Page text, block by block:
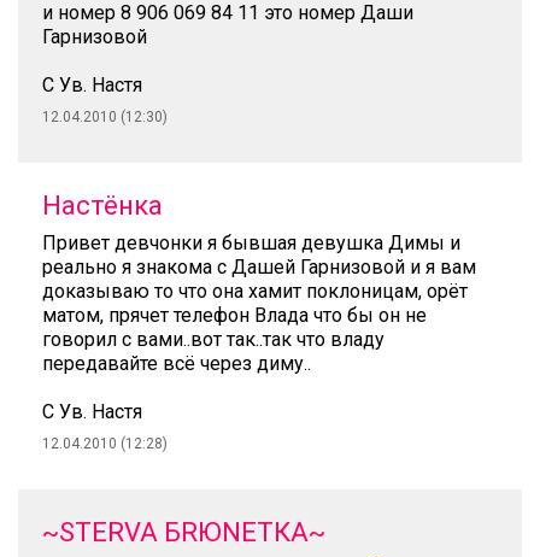
и номер 8 906 069 84 11 это номер Даши
Гарнизовой
С Ув. Настя
12.04.2010 (12:30)
Настёнка
Привет девчонки я бывшая девушка Димы и
реально я знакома с Дашей Гарнизовой и я вам
доказываю то что она хамит поклоницам, орёт
матом, прячет телефон Влада что бы он не
говорил с вами..вот так..так что владу
передавайте всё через диму..
С Ув. Настя
12.04.2010 (12:28)
~STERVA БRЮNEТКА~